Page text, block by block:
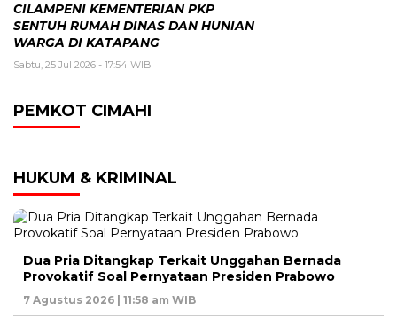
CILAMPENI KEMENTERIAN PKP
SENTUH RUMAH DINAS DAN HUNIAN
WARGA DI KATAPANG
Sabtu, 25 Jul 2026 - 17:54 WIB
PEMKOT CIMAHI
HUKUM & KRIMINAL
Dua Pria Ditangkap Terkait Unggahan Bernada
Provokatif Soal Pernyataan Presiden Prabowo
7 Agustus 2026 | 11:58 am WIB